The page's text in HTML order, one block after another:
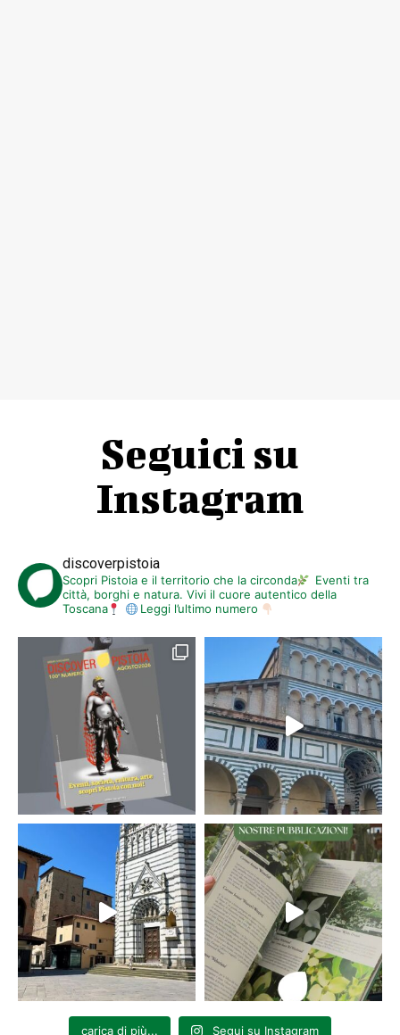
Seguici su
Instagram
discoverpistoia
Scopri Pistoia e il territorio che la circonda
Eventi tra
città, borghi e natura. Vivi il cuore autentico della
Toscana
Leggi l’ultimo numero
carica di più... Segui su Instagram